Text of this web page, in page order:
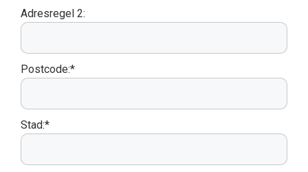
Adresregel 2:
Postcode:*
Stad:*